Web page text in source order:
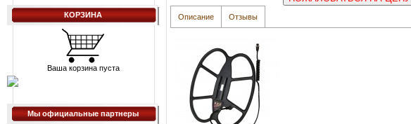
КОРЗИНА
Ваша корзина пуста
Мы официальные партнеры
Описание Отзывы